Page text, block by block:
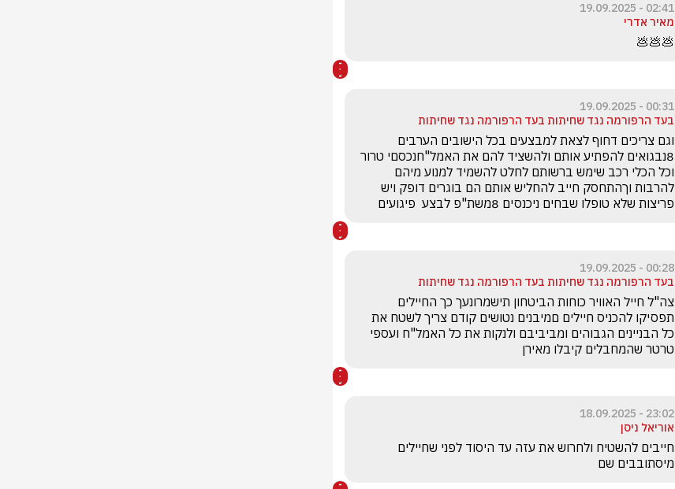
02:41 - 19.09.2025
מאיר אדרי
💩💩💩
00:31 - 19.09.2025
בעד הרפורמה נגד שחיתות בעד הרפורמה נגד שחיתות
פריצות שלא טופלו שבחים ניכנסים 8משת"פ לבצע  פיגועים
00:28 - 19.09.2025
בעד הרפורמה נגד שחיתות בעד הרפורמה נגד שחיתות
טרטר שהמחבלים קיבלו מאירן
23:02 - 18.09.2025
אוריאל ניסן
מיסתובבים שם